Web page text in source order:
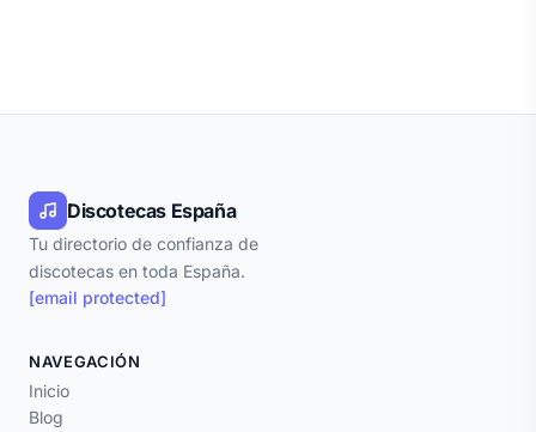
Discotecas España
Tu directorio de confianza de
discotecas en toda España.
[email protected]
NAVEGACIÓN
Inicio
Blog